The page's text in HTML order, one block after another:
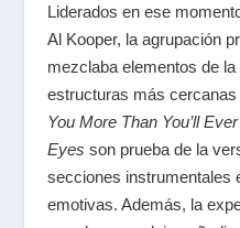
Liderados en ese
Al Kooper, la agrupación
mezclaba elementos de
estructuras más
You More Than You’ll
Eyes son prueba de la
secciones instrumentales
emotivas. Además, la